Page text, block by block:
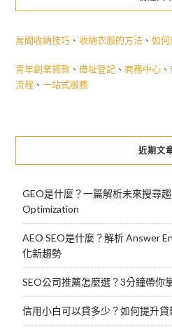
覽
房間收納技巧、 收納衣服的方法、 如何
青年創業貸款、 借址登記、 商務中心、
流程 、 一站式服務
近期文
GEO是什麼？一篇解析未來搜尋
Optimization
AEO SEO是什麼？解析 Answer
化新趨勢
SEO公司推薦怎麼選？3分鐘帶你
信用小白可以貸多少？如何提升貸